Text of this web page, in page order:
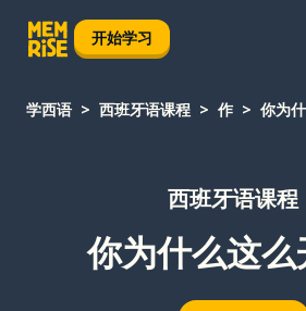
开始学习
学西语 西班牙语课程 作 你为
西班牙语课程
你为什么这么